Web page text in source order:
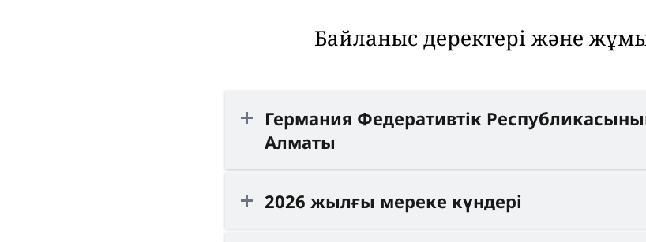
Байланыс деректері және
Германия Федеративтік
Алматы
2026 жылғы мереке күндері